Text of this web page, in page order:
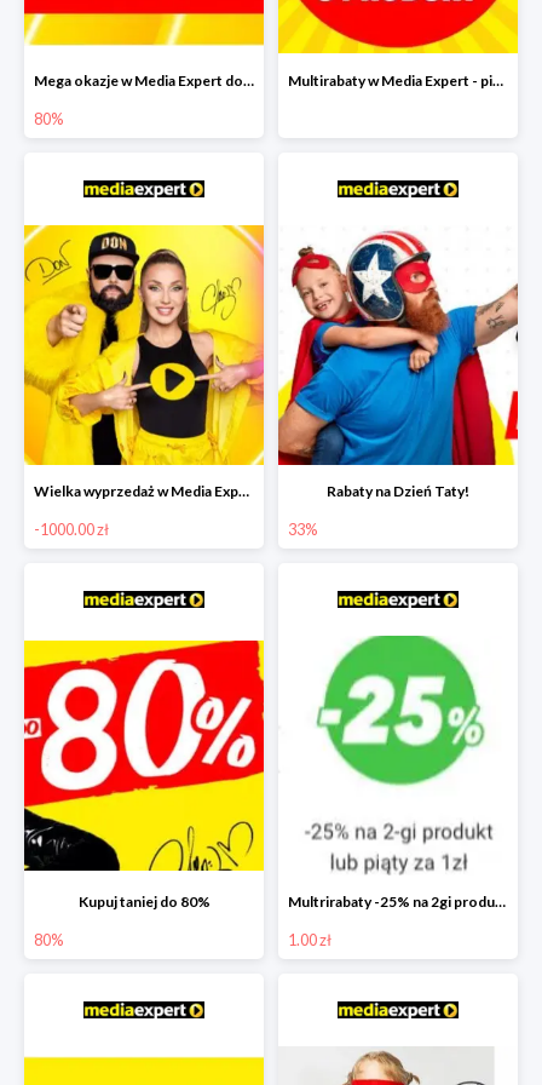
Mega okazje w Media Expert do -80%
80%
Multirabaty w Media Expert - piąty produkt za 1 zł
Wielka wyprzedaż w Media Expert do -1000 zł
-1000.00 zł
Rabaty na Dzień Taty!
33%
Kupuj taniej do 80%
80%
Multrirabaty -25% na 2gi produkt lub 5ty produkt za 1zł
1.00 zł